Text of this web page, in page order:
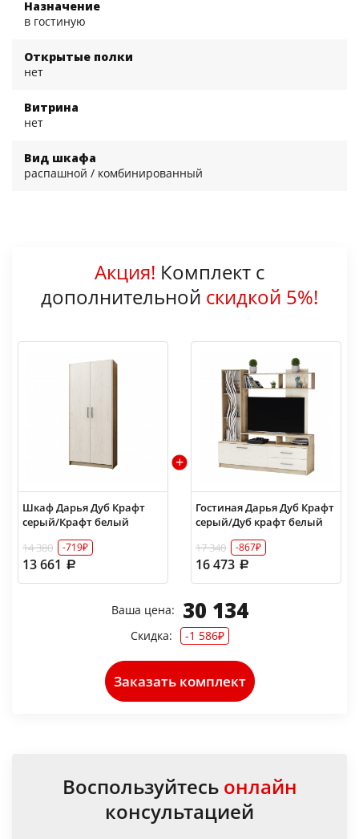
Назначение
в гостиную
Открытые полки
нет
Витрина
нет
Вид шкафа
распашной / комбинированный
Акция! Комплект с
дополнительной скидкой 5%!
Шкаф Дарья Дуб Крафт
серый/Крафт белый
14 380
-719₽
13 661
Гостиная Дарья Дуб Крафт
серый/Дуб крафт белый
17 340
-867₽
16 473
Ваша цена: 30 134
Скидка: -1 586₽
Заказать комплект
Воспользуйтесь онлайн
консультацией